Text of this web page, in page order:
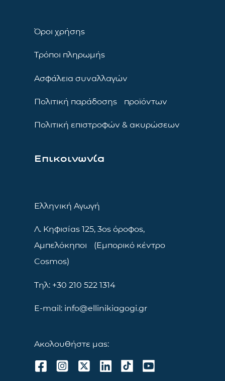
Όροι χρήσης
Τρόποι πληρωμής
Ασφάλεια συναλλαγών
Πολιτική παράδοσης προϊόντων
Πολιτική επιστροφών & ακυρώσεων
Επικοινωνία
Ελληνική Αγωγή
Λ. Κηφισίας 125, 3ος όροφος,
Αμπελόκηποι (Εμπορικό κέντρο
Cosmos)
Τηλ: +30 210 522 1314
E-mail: info@ellinikiagogi.gr
Ακολουθήστε μας: